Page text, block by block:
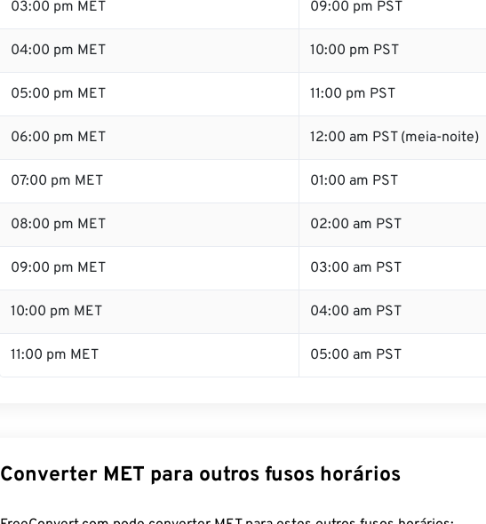
03:00 pm MET 09:00 pm PST
04:00 pm MET 10:00 pm PST
05:00 pm MET 11:00 pm PST
06:00 pm MET 12:00 am PST (meia-noite)
07:00 pm MET 01:00 am PST
08:00 pm MET 02:00 am PST
09:00 pm MET 03:00 am PST
10:00 pm MET 04:00 am PST
11:00 pm MET 05:00 am PST
Converter MET para outros fusos horários